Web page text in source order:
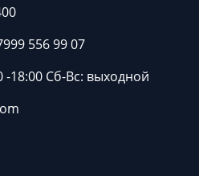
556 99 07
18:00 Сб-Вс: выходной